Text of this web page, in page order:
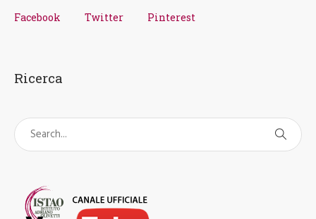
Facebook Twitter Pinterest
Ricerca